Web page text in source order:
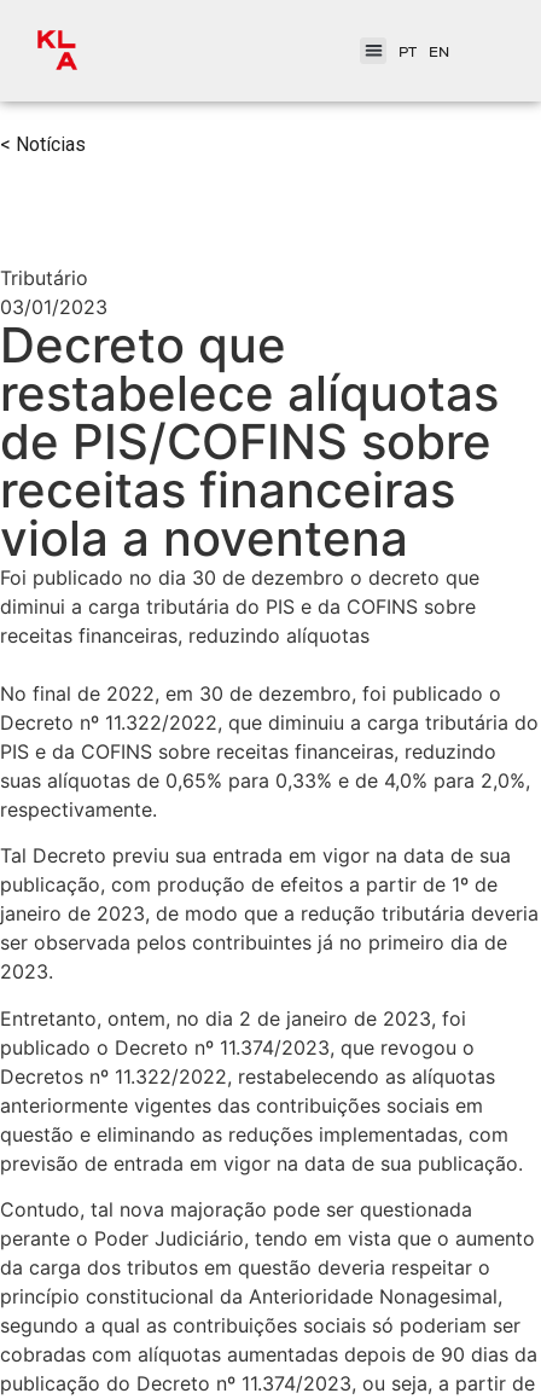
PT EN
< Notícias
Tributário
03/01/2023
Decreto que
restabelece alíquotas
de PIS/COFINS sobre
receitas financeiras
viola a noventena
Foi publicado no dia 30 de dezembro o decreto que
diminui a carga tributária do PIS e da COFINS sobre
receitas financeiras, reduzindo alíquotas
No final de 2022, em 30 de dezembro, foi publicado o
Decreto nº 11.322/2022, que diminuiu a carga tributária do
PIS e da COFINS sobre receitas financeiras, reduzindo
suas alíquotas de 0,65% para 0,33% e de 4,0% para 2,0%,
respectivamente.
Tal Decreto previu sua entrada em vigor na data de sua
publicação, com produção de efeitos a partir de 1º de
janeiro de 2023, de modo que a redução tributária deveria
ser observada pelos contribuintes já no primeiro dia de
2023.
Entretanto, ontem, no dia 2 de janeiro de 2023, foi
publicado o Decreto nº 11.374/2023, que revogou o
Decretos nº 11.322/2022, restabelecendo as alíquotas
anteriormente vigentes das contribuições sociais em
questão e eliminando as reduções implementadas, com
previsão de entrada em vigor na data de sua publicação.
Contudo, tal nova majoração pode ser questionada
perante o Poder Judiciário, tendo em vista que o aumento
da carga dos tributos em questão deveria respeitar o
princípio constitucional da Anterioridade Nonagesimal,
segundo a qual as contribuições sociais só poderiam ser
cobradas com alíquotas aumentadas depois de 90 dias da
publicação do Decreto nº 11.374/2023, ou seja, a partir de